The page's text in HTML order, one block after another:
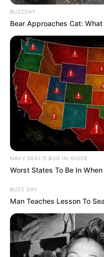
ഔട്ട് നോട്ടീസ്
പുറപ്പെടുവിച്ചത്.
BUZZDAY
Bear Approaches Cat:
NAVY SEAL'S BUG IN GUIDE
Worst States To Be In
BUZZ DAY
Man Teaches Lesson To